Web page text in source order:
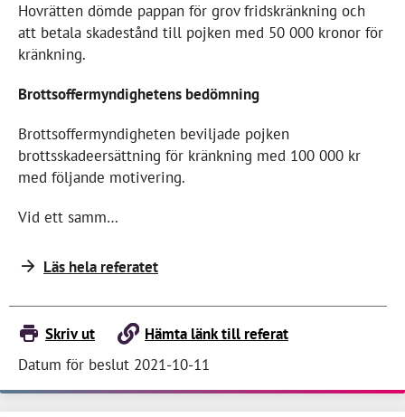
Hovrätten dömde pappan för grov fridskränkning och
att betala skadestånd till pojken med 50 000 kronor för
kränkning.
Brottsoffermyndighetens bedömning
Brottsoffermyndigheten beviljade pojken
brottsskadeersättning för kränkning med 100 000 kr
med följande motivering.
Vid ett samm…
Läs hela referatet
Skriv ut
Hämta länk till referat
Datum för beslut 2021-10-11